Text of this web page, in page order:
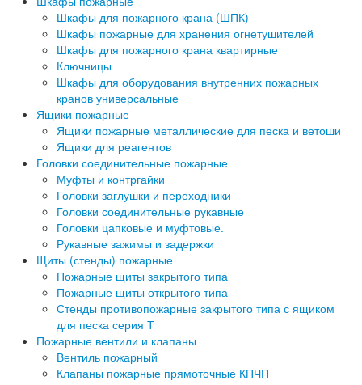
Шкафы для пожарного крана (ШПК)
Шкафы пожарные для хранения огнетушителей
Шкафы для пожарного крана квартирные
Ключницы
Шкафы для оборудования внутренних пожарных
кранов универсальные
Ящики пожарные
Ящики пожарные металлические для песка и ветоши
Ящики для реагентов
Головки соединительные пожарные
Муфты и контргайки
Головки заглушки и переходники
Головки соединительные рукавные
Головки цапковые и муфтовые.
Рукавные зажимы и задержки
Щиты (стенды) пожарные
Пожарные щиты закрытого типа
Пожарные щиты открытого типа
Стенды противопожарные закрытого типа с ящиком
для песка серия Т
Пожарные вентили и клапаны
Вентиль пожарный
Клапаны пожарные прямоточные КПЧП